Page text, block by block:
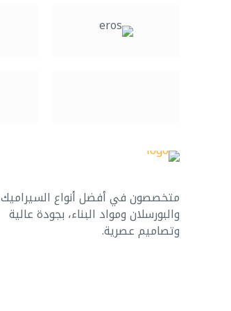
متخصصون في أفضل أنواع السيراميك
والبورسلان ومواد البناء، بجودة عالية
وتصاميم عصرية.